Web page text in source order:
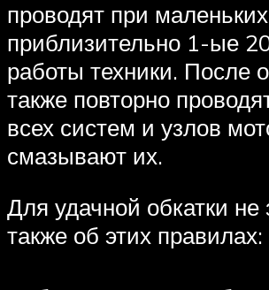
проводят при
приблизительно 1-ые
работы техники. После
также повторно
всех систем и узлов
смазывают их.
Для удачной обкатки не
также об этих правилах: